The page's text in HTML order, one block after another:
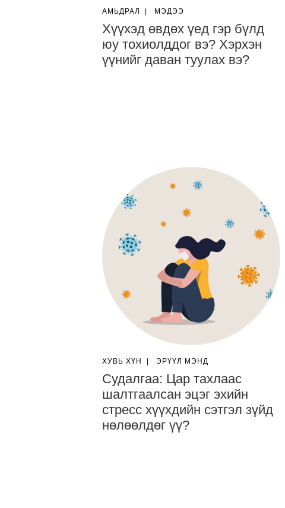
АМЬДРАЛ МЭДЭЭ
Хүүхэд өвдөх үед гэр бүлд
юу тохиолддог вэ? Хэрхэн
үүнийг даван туулах вэ?
ХУВЬ ХҮН ЭРҮҮЛ МЭНД
Судалгаа: Цар тахлаас
шалтгаалсан эцэг эхийн
стресс хүүхдийн сэтгэл зүйд
нөлөөлдөг үү?